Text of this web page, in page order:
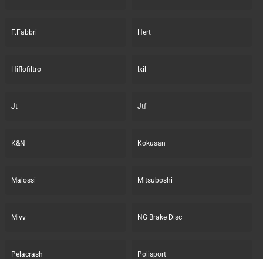
F.Fabbri Hert
Hiflofiltro Ixil
Jt Jtf
K&N Kokusan
Malossi Mitsuboshi
Mivv NG Brake Disc
Pelacrash Polisport